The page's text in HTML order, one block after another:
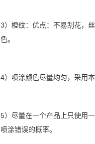
3）橙纹：优点：不易刮花，
色。
4）喷涂颜色尽量均匀，采用
5）尽量在一个产品上只使用
喷涂错误的概率。